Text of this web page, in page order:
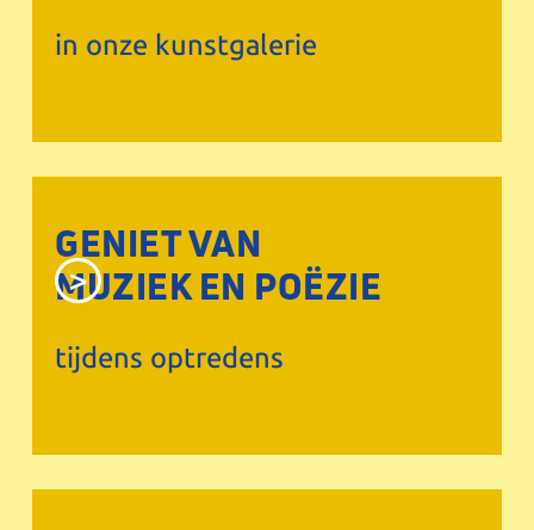
in onze kunstgalerie
GENIET VAN
MUZIEK EN POËZIE
tijdens optredens